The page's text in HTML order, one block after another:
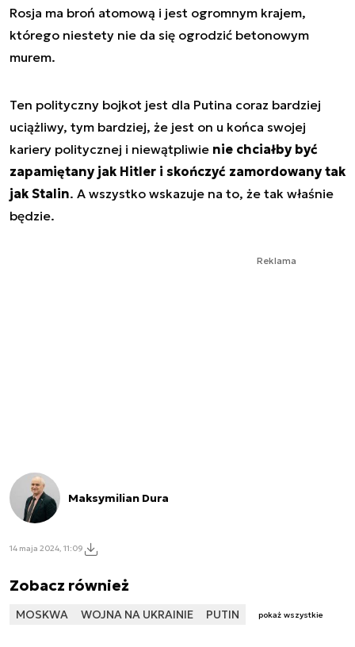
Rosja ma broń atomową i jest ogromnym krajem,
którego niestety nie da się ogrodzić betonowym
murem.
Ten polityczny bojkot jest dla Putina coraz bardziej
uciążliwy, tym bardziej, że jest on u końca swojej
kariery politycznej i niewątpliwie nie chciałby być
zapamiętany jak Hitler i skończyć zamordowany tak
jak Stalin. A wszystko wskazuje na to, że tak właśnie
będzie.
Reklama
Maksymilian Dura
14 maja 2024, 11:09
Zobacz również
MOSKWA WOJNA NA UKRAINIE PUTIN pokaż wszystkie